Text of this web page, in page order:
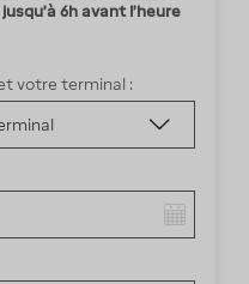
6h avant l'heure
votre terminal :